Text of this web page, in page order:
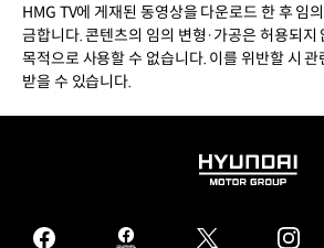
HMG TV에 게재된 동영상을 다운로드 한 후 임
금합니다. 콘텐츠의 임의 변형·가공은 허용되지
목적으로 사용할 수 없습니다. 이를 위반할 시
받을 수 있습니다.
HYUNDAI
GROUP